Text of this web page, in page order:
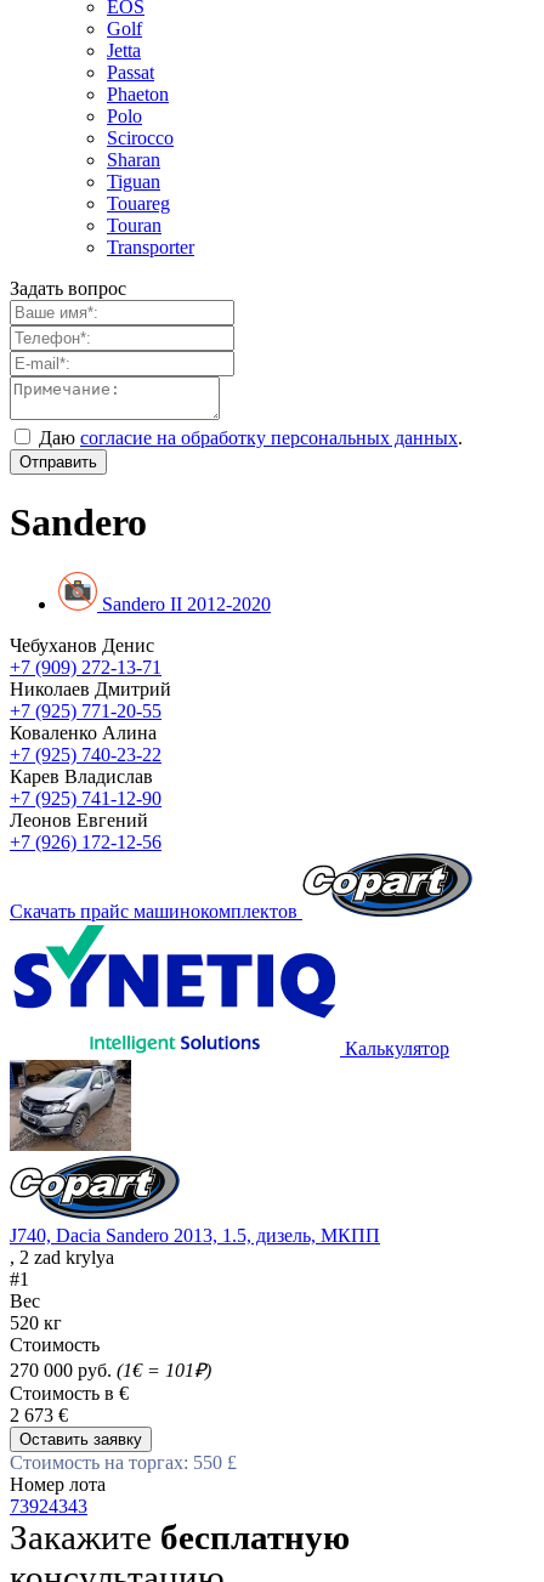
EOS
Golf
Jetta
Passat
Phaeton
Polo
Scirocco
Sharan
Tiguan
Touareg
Touran
Transporter
Задать вопрос
Даю согласие на обработку персональных данных.
Отправить
Sandero
Sandero II 2012-2020
Чебуханов Денис
+7 (909) 272-13-71
Николаев Дмитрий
+7 (925) 771-20-55
Коваленко Алина
+7 (925) 740-23-22
Карев Владислав
+7 (925) 741-12-90
Леонов Евгений
+7 (926) 172-12-56
Скачать прайс машинокомплектов
Калькулятор
J740, Dacia Sandero 2013, 1.5, дизель, МКПП
, 2 zad krylya
#1
Вес
520 кг
Стоимость
270 000 руб. (1€ = 101₽)
Стоимость в €
2 673 €
Оставить заявку
Стоимость на торгах: 550 £
Номер лота
73924343
Закажите бесплатную